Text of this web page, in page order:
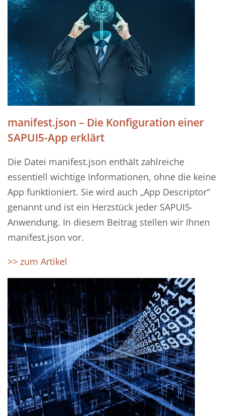
manifest.json – Die Konfiguration einer
SAPUI5-App erklärt
Die Datei manifest.json enthält zahlreiche
essentiell wichtige Informationen, ohne die keine
App funktioniert. Sie wird auch „App Descriptor“
genannt und ist ein Herzstück jeder SAPUI5-
Anwendung. In diesem Beitrag stellen wir Ihnen
manifest.json vor.
>> zum Artikel